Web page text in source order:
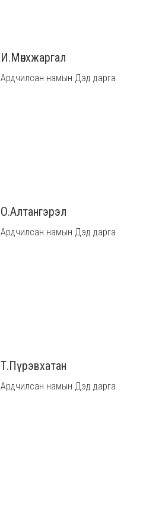
И.Мөнхжаргал
Ардчилсан намын Дэд дарга
О.Алтангэрэл
Ардчилсан намын Дэд дарга
Т.Пүрэвхатан
Ардчилсан намын Дэд дарга